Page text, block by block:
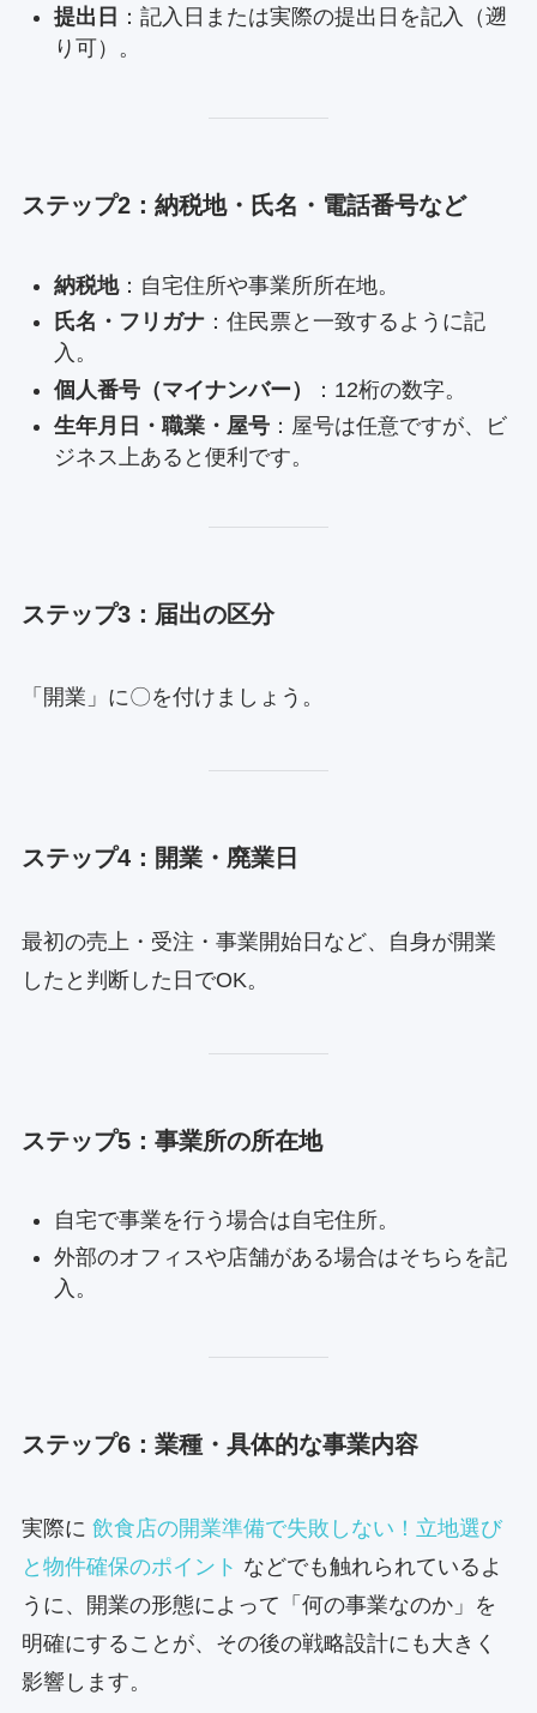
提出日 ：記入日または実際の提出日を記入（遡
り可）。
ステップ2：納税地・氏名・電話番号など
納税地：自宅住所や事業所所在地。
氏名・フリガナ：住民票と一致するように記
入。
個人番号（マイナンバー）
：12桁の数字。
生年月日・職業・屋号：屋号は任意ですが、ビ
ジネス上あると便利です。
ステップ3：届出の区分
「開業」に〇を付けましょう。
ステップ4：開業・廃業日
最初の売上・受注・事業開始日など、自身が開業
したと判断した日でOK。
ステップ5：事業所の所在地
自宅で事業を行う場合は自宅住所。
外部のオフィスや店舗がある場合はそちらを記
入。
ステップ6：業種・具体的な事業内容
実際に 飲食店の開業準備で失敗しない！立地選び
と物件確保のポイント などでも触れられているよ
うに、開業の形態によって「何の事業なのか」を
明確にすることが、その後の戦略設計にも大きく
影響します。